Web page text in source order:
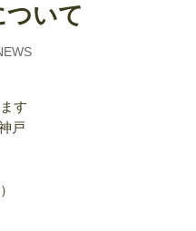
ついて
す
戸